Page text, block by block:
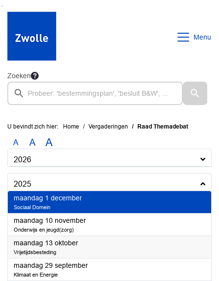
Ga naar de inhoud van deze pagina
Ga naar het zoeken
Ga naar het menu
Menu
Zoeken
U bevindt zich hier: Home Vergaderingen Raad Themadebat
A A A
2026
2025
maandag 1 december2025
Sociaal Domein
maandag 10 november2025
Onderwijs en jeugd(zorg)
maandag 13 oktober2025
Vrijetijdsbesteding
maandag 29 september2025
Klimaat en Energie